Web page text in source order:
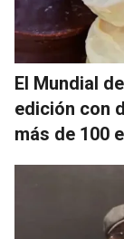
El Mundial
edición con
más de 100